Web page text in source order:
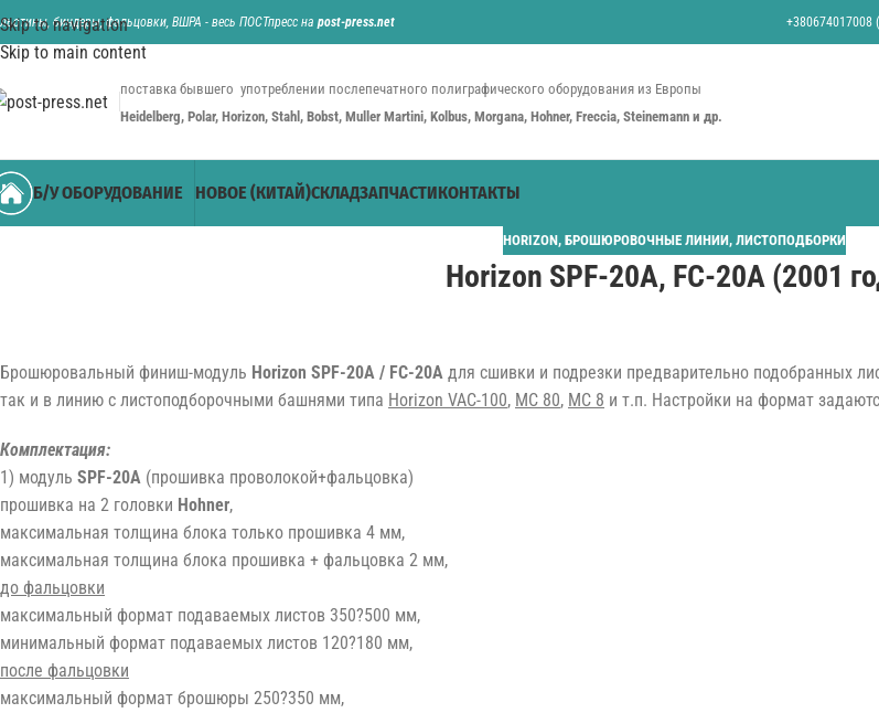
Skip to navigation
Skip to main content
биндеры, фальцовки, ВШРА - весь ПОСТпресс на post-press.net +380674017008
поставка бывшего употреблении послепечатного полиграфического оборудования из Европы
Heidelberg, Polar, Horizon, Stahl, Bobst, Muller Martini, Kolbus, Morgana, Hohner, Freccia, Steinemann и др.
Б/У ОБОРУДОВАНИЕ НОВОЕ (КИТАЙ)СКЛАДЗАПЧАСТИКОНТАКТЫ
HORIZON, БРОШЮРОВОЧНЫЕ ЛИНИИ, ЛИСТОПОДБОРКИ
Horizon SPF-20A, FC-20A (2001
Брошюровальный финиш-модуль Horizon SPF-20A / FC-20A для сшивки и подрезки предварительно подобранных
так и в линию с листоподборочными башнями типа Horizon VAC-100, MC 80, MC 8 и т.п. Настройки на формат
Комплектация:
1) модуль SPF-20A (прошивка проволокой+фальцовка)
прошивка на 2 головки Hohner,
максимальная толщина блока только прошивка 4 мм,
максимальная толщина блока прошивка + фальцовка 2 мм,
до фальцовки
максимальный формат подаваемых листов 350?500 мм,
минимальный формат подаваемых листов 120?180 мм,
после фальцовки
максимальный формат брошюры 250?350 мм,